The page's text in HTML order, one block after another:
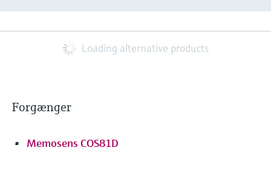
Loading alternative products
Forgænger
Memosens COS81D